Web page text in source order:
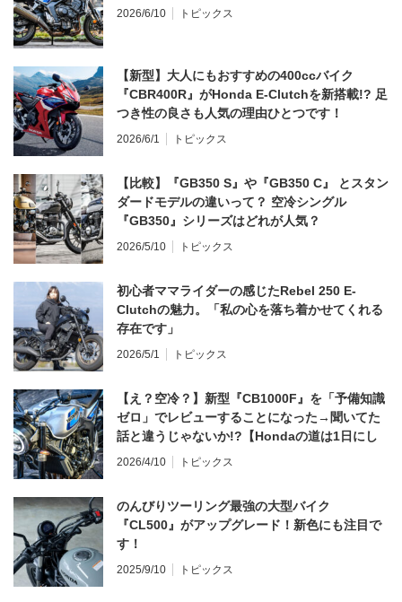
2026/6/10 トピックス
【新型】大人にもおすすめの400ccバイク
『CBR400R』がHonda E-Clutchを新搭載!? 足
つき性の良さも人気の理由ひとつです！
2026/6/1 トピックス
【比較】『GB350 S』や『GB350 C』 とスタン
ダードモデルの違いって？ 空冷シングル
『GB350』シリーズはどれが人気？
2026/5/10 トピックス
初心者ママライダーの感じたRebel 250 E-
Clutchの魅力。「私の心を落ち着かせてくれる
存在です」
2026/5/1 トピックス
【え？空冷？】新型『CB1000F』を「予備知識
ゼロ」でレビューすることになった→聞いてた
話と違うじゃないか!?【Hondaの道は1日にし
てならず／CB1000F ①第一印象 編】
2026/4/10 トピックス
のんびりツーリング最強の大型バイク
『CL500』がアップグレード！新色にも注目で
す！
2025/9/10 トピックス